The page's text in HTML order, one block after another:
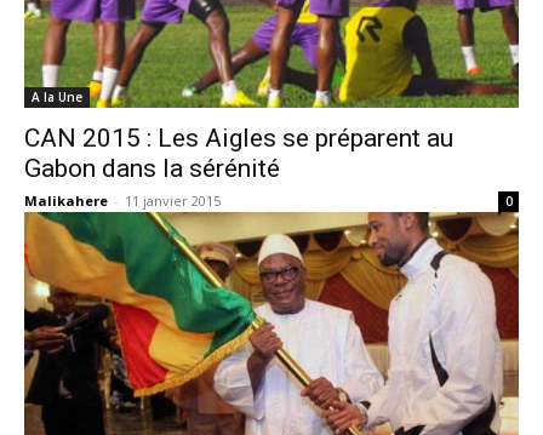
A la Une
CAN 2015 : Les Aigles se préparent au
Gabon dans la sérénité
Malikahere - 11 janvier 2015 0